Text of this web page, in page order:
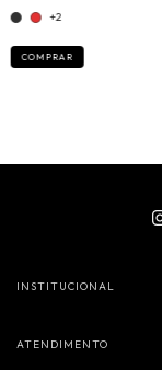
+2
COMPRAR
INSTITUCIONAL
ATENDIMENTO